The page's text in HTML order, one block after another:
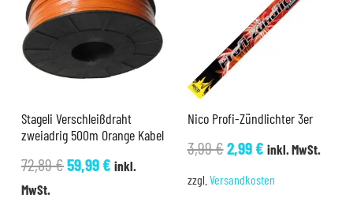
Stageli Verschleißdraht
zweiadrig 500m Orange Kabel
72,89€Ursprünglicher
59,99€Aktueller
inkl.
MwSt.
Nico Profi-Zündlichter 3er
3,99€Ursprünglicher
2,99€Aktueller
inkl. MwSt.
zzgl. Versandkosten